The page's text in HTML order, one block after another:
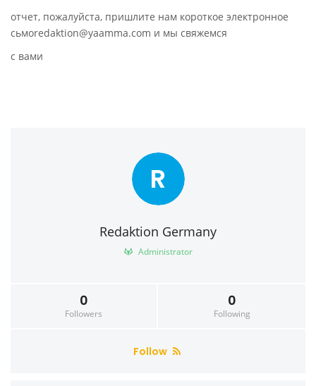
отчет, пожалуйста, пришлите нам короткое электронное
сьмоredaktion@yaamma.com и мы свяжемся
с вами
R
Redaktion Germany
Administrator
0
Followers
0
Following
Follow